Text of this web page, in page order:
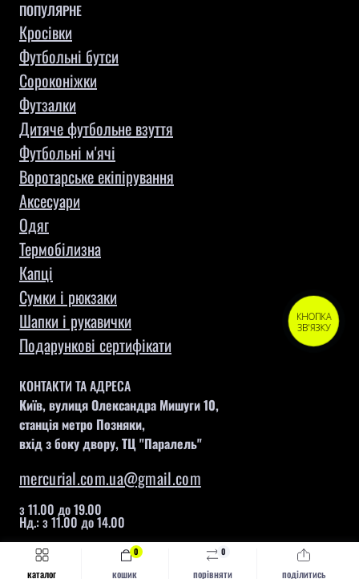
каталог порівняти
0
поділитись
кошик
0
Швидке замовлення
ПОПУЛЯРНЕ
Кросівки
Футбольні бутси
Сороконіжки
Футзалки
Дитяче футбольне взуття
Футбольні м'ячі
Воротарське екіпірування
Aксесуари
Одяг
Термобілизна
Капці
Сумки і рюкзаки
Шапки і рукавички
Подарункові сертифікати
КОНТАКТИ ТА АДРЕСА
Київ, вулиця Олександра Мишуги 10,
станція метро Позняки,
вхід з боку двору, ТЦ "Паралель"
mercurial.com.ua@gmail.com
з 11.00 до 19.00
Нд.: з 11.00 до 14.00
КНОПКА
ЗВ'ЯЗКУ